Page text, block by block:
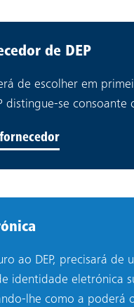
de DEP
de escolher em
distingue-se
ao DEP, precisará
identidade eletrónica
lhe como a poderá